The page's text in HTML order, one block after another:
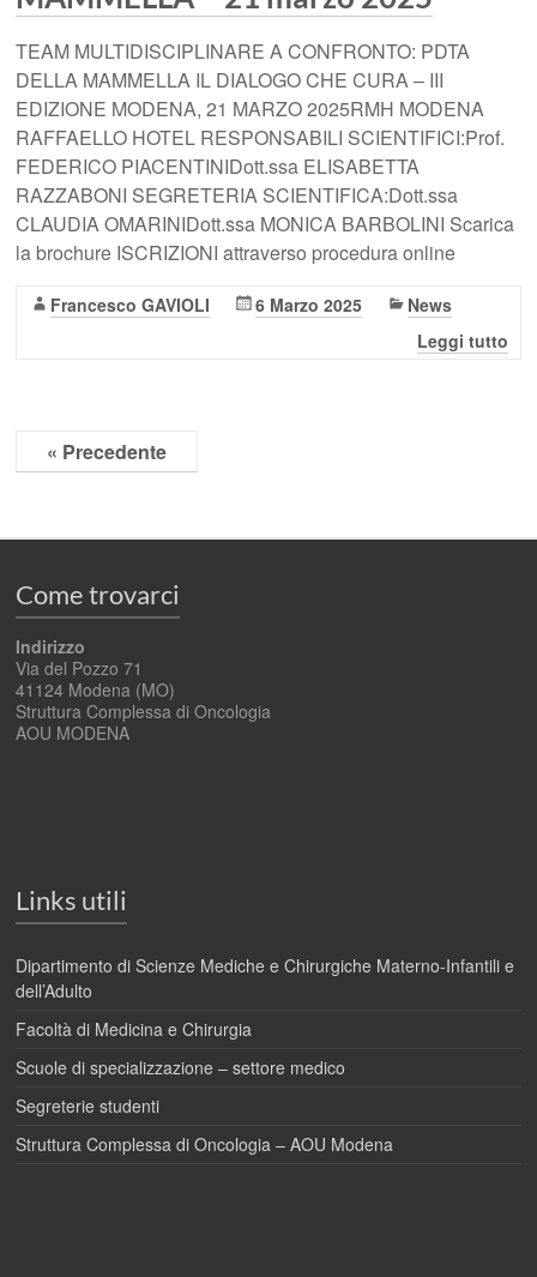
TEAM MULTIDISCIPLINARE A CONFRONTO: PDTA
DELLA MAMMELLA IL DIALOGO CHE CURA – III
EDIZIONE MODENA, 21 MARZO 2025RMH MODENA
RAFFAELLO HOTEL RESPONSABILI SCIENTIFICI:Prof.
FEDERICO PIACENTINIDott.ssa ELISABETTA
RAZZABONI SEGRETERIA SCIENTIFICA:Dott.ssa
CLAUDIA OMARINIDott.ssa MONICA BARBOLINI Scarica
la brochure ISCRIZIONI attraverso procedura online
Francesco GAVIOLI 6 Marzo 2025
News
Leggi tutto
« Precedente
Come trovarci
Indirizzo
Via del Pozzo 71
41124 Modena (MO)
Struttura Complessa di Oncologia
AOU MODENA
Links utili
Dipartimento di Scienze Mediche e Chirurgiche Materno-Infantili e
dell’Adulto
Facoltà di Medicina e Chirurgia
Scuole di specializzazione – settore medico
Segreterie studenti
Struttura Complessa di Oncologia – AOU Modena